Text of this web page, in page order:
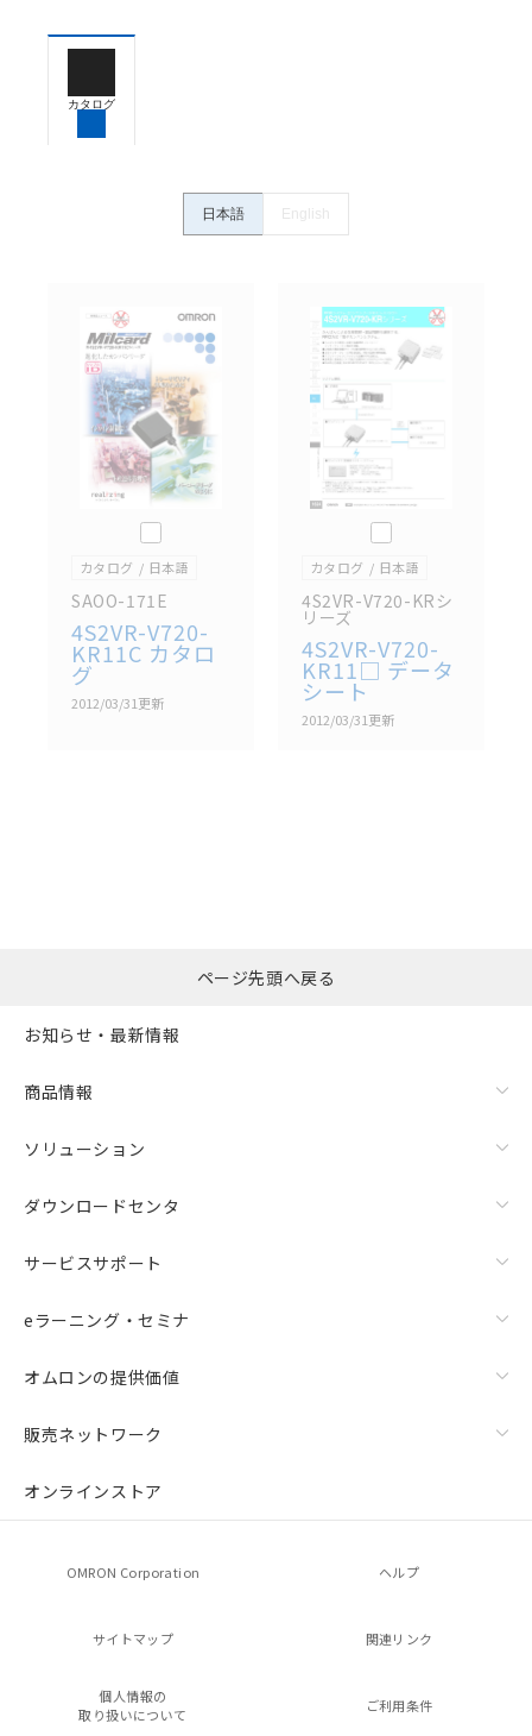
うな用途に使用される場合には、システム全体として
保できるよう設計されていること、および本製品が全
ていることを、必ず事前に確認してください。
ン事例は参考用ですので、ご採用に際しては機器・装
置の機能や安全性をご確認のうえご使用ください。・
ている可能性がありますがご容赦ください。
記載されているサービス内容や連絡先等は作成当時の
ものであり、変更・改定させていただいている可能性
があります。改めて当サイトの掲載内容をご確認のう
え、ご用命下さいますようお願いいたします。
カタログ
日本語 English
このカタログを選択
カタログ 日本語
SAOO-171E
4S2VR-V720-
KR11C カタロ
グ
2012/03/31更新
このカタログを選択
カタログ 日本語
4S2VR-V720-KRシ
リーズ
4S2VR-V720-
KR11□ データ
シート
2012/03/31更新
括ダウンロード
ページ先頭へ戻る
お知らせ・最新情報
商品情報
ソリューション
ダウンロードセンタ
サービスサポート
eラーニング・セミナ
オムロンの提供価値
販売ネットワーク
オンラインストア
OMRON Corporation ヘルプ
サイトマップ 関連リンク
個人情報の
取り扱いについて
ご利用条件